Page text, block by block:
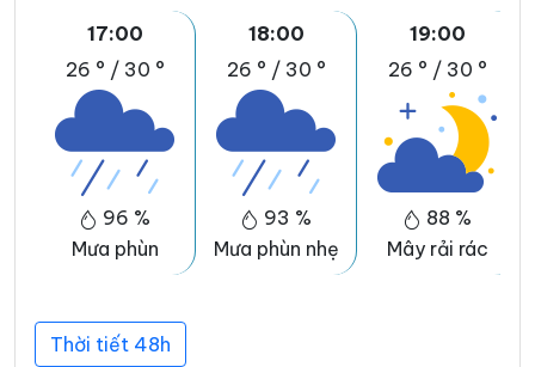
17:00
26 ° / 30 °
96 %
Mưa phùn
18:00
26 ° / 30 °
93 %
Mưa phùn nhẹ
19:00
26 ° / 30 °
88 %
Mây rải rác
Thời tiết 48h